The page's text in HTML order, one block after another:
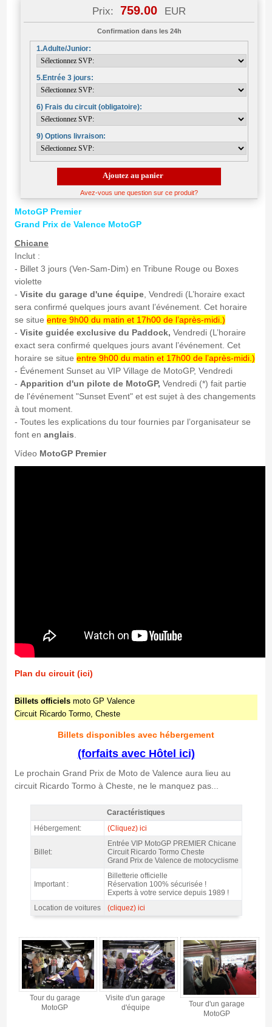
Prix: 759.00 EUR
Confirmation dans les 24h
1.Adulte/Junior:
5.Entrée 3 jours:
6) Frais du circuit (obligatoire):
9) Options livraison:
Avez-vous une question sur ce produit?
MotoGP Premier
Grand Prix de Valence MotoGP
Chicane
Inclut :
- Billet 3 jours (Ven-Sam-Dim) en Tribune Rouge ou Boxes
violette
- Visite du garage d'une équipe, Vendredi (L’horaire exact
sera confirmé quelques jours avant l’événement. Cet horaire
se situe entre 9h00 du matin et 17h00 de l’après-midi.)
- Visite guidée exclusive du Paddock, Vendredi (L’horaire
exact sera confirmé quelques jours avant l’événement. Cet
horaire se situe entre 9h00 du matin et 17h00 de l’après-midi.)
- Événement Sunset au VIP Village de MotoGP, Vendredi
- Apparition d'un pilote de MotoGP, Vendredi (*) fait partie
de l'événement "Sunset Event" et est sujet à des changements
à tout moment.
- Toutes les explications du tour fournies par l’organisateur se
font en anglais
Vídeo MotoGP Premier
Plan du circuit (ici)
Billets officiels moto GP Valence
Circuit Ricardo Tormo, Cheste
Billets disponibles avec hébergement
(forfaits avec Hôtel ici)
Le prochain Grand Prix de Moto de Valence aura lieu au
circuit Ricardo Tormo à Cheste, ne le manquez pas...
MotoGP Premier Chicane Valence 2026 - Caractéristiques
Caractéristiques
Hébergement:
(Cliquez) ici
Billet:
Entrée VIP MotoGP PREMIER Chicane
Circuit Ricardo Tormo Cheste
Grand Prix de Valence de motocyclisme
Important :
Billetterie officielle
Réservation 100% sécurisée !
Experts à votre service depuis 1989 !
Location de voitures
(cliquez) ici
Tour du garage
MotoGP
Visite d'un garage
d'équipe
Tour d'un garage
MotoGP